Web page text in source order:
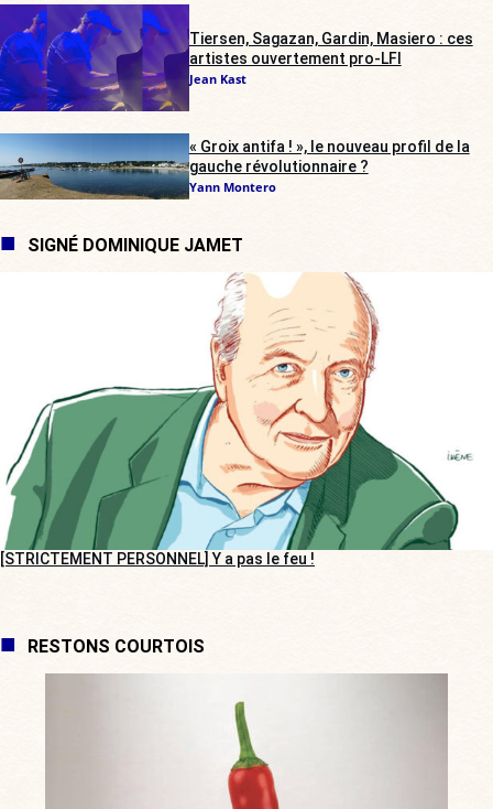
Tiersen, Sagazan, Gardin, Masiero : ces
artistes ouvertement pro-LFI
Jean Kast
« Groix antifa ! », le nouveau profil de la
gauche révolutionnaire ?
Yann Montero
SIGNÉ DOMINIQUE JAMET
[STRICTEMENT PERSONNEL] Y a pas le feu !
RESTONS COURTOIS